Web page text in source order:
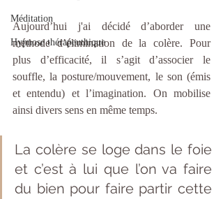
Méditation
Hypnose thérapeuthique
Aujourd’hui j'ai décidé d’aborder une
méthode d’élimination de la colère. Pour
plus d’efficacité, il s’agit d’associer le
souffle, la posture/mouvement, le son (émis
et entendu) et l’imagination. On mobilise
ainsi divers sens en même temps.
La colère se loge dans le foie
et c’est à lui que l’on va faire
du bien pour faire partir cette